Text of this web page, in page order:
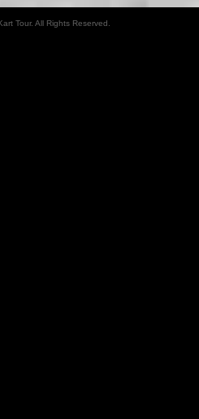
Tour. All Rights Reserved.